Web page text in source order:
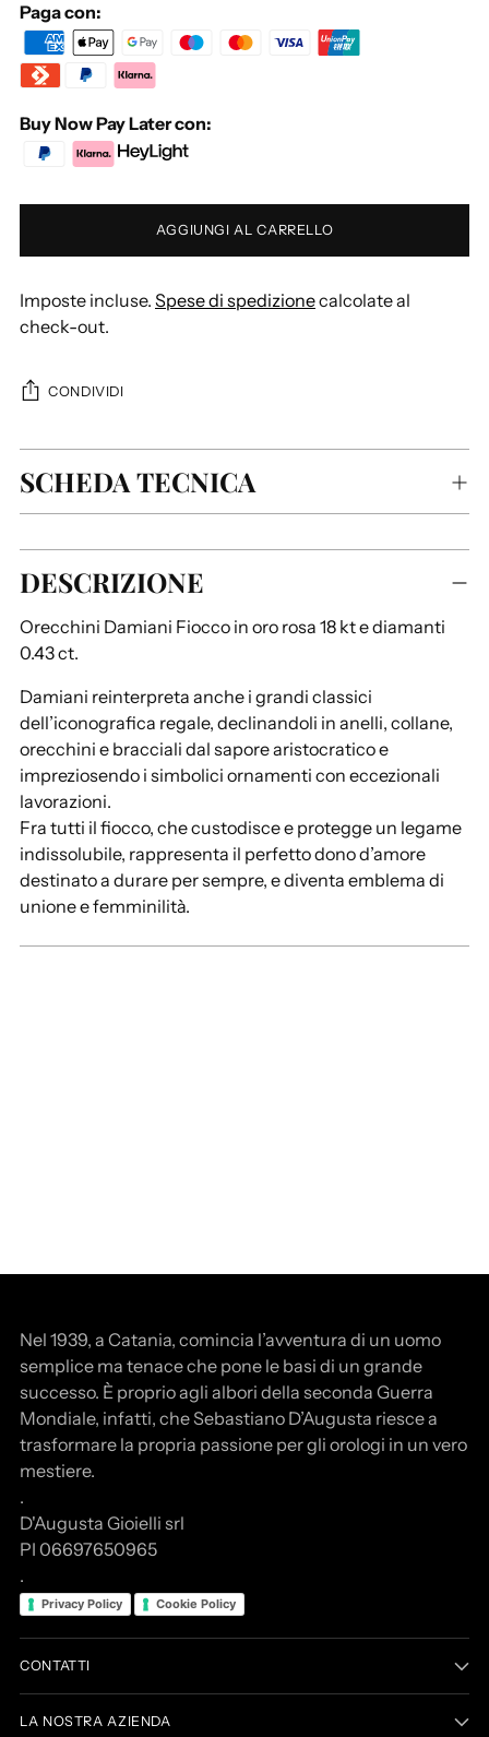
Paga con:
Buy Now Pay Later con:
AGGIUNGI AL CARRELLO
Imposte incluse. Spese di spedizionecalcolate al
check-out.
CONDIVIDI
SCHEDA TECNICA
un
al
carrello...
DESCRIZIONE
Orecchini Damiani Fiocco in oro rosa 18 kt e diamanti
0.43 ct.
Damiani reinterpreta anche i grandi classici
dell’iconografica regale, declinandoli in anelli, collane,
orecchini e bracciali dal sapore aristocratico e
impreziosendo i simbolici ornamenti con eccezionali
lavorazioni.
Fra tutti il fiocco, che custodisce e protegge un legame
indissolubile, rappresenta il perfetto dono d’amore
destinato a durare per sempre, e diventa emblema di
unione e femminilità.
Nel 1939, a Catania, comincia l’avventura di un uomo
semplice ma tenace che pone le basi di un grande
successo. È proprio agli albori della seconda Guerra
Mondiale, infatti, che Sebastiano D’Augusta riesce a
trasformare la propria passione per gli orologi in un vero
mestiere.
.
D'Augusta Gioielli srl
PI 06697650965
.
Privacy Policy Cookie Policy
CONTATTI
LA NOSTRA AZIENDA